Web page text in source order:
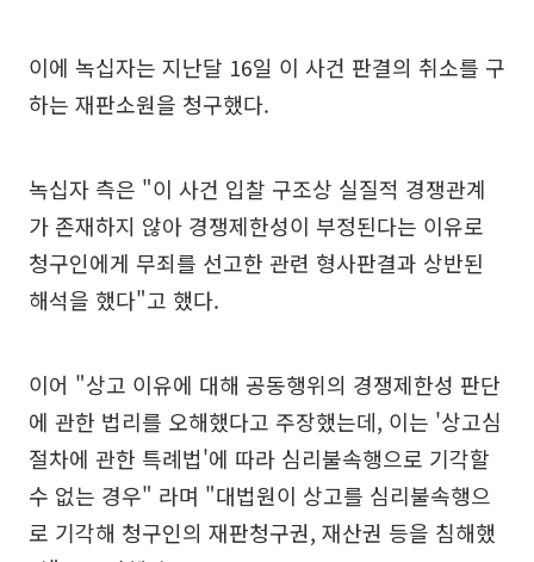
이에 녹십자는 지난달 16일 이 사건 판결의 취소를 구
하는 재판소원을 청구했다.
녹십자 측은 "이 사건 입찰 구조상 실질적 경쟁관계
가 존재하지 않아 경쟁제한성이 부정된다는 이유로
청구인에게 무죄를 선고한 관련 형사판결과 상반된
해석을 했다"고 했다.
이어 "상고 이유에 대해 공동행위의 경쟁제한성 판단
에 관한 법리를 오해했다고 주장했는데, 이는 '상고심
절차에 관한 특례법'에 따라 심리불속행으로 기각할
수 없는 경우" 라며 "대법원이 상고를 심리불속행으
로 기각해 청구인의 재판청구권, 재산권 등을 침해했